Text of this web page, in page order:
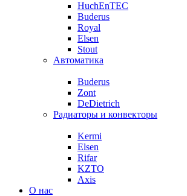
HuchEnTEC
Buderus
Royal
Elsen
Stout
Автоматика
Buderus
Zont
DeDietrich
Радиаторы и конвекторы
Kermi
Elsen
Rifar
KZTO
Axis
О нас